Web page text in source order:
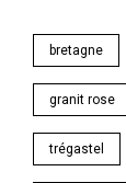
bretagne
granit rose
trégastel